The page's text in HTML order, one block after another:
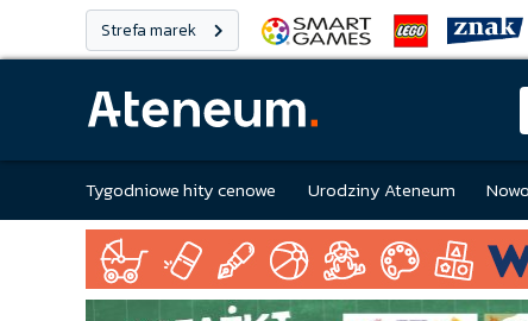
Strefa marek
Tygodniowe hity cenowe Urodziny Ateneum